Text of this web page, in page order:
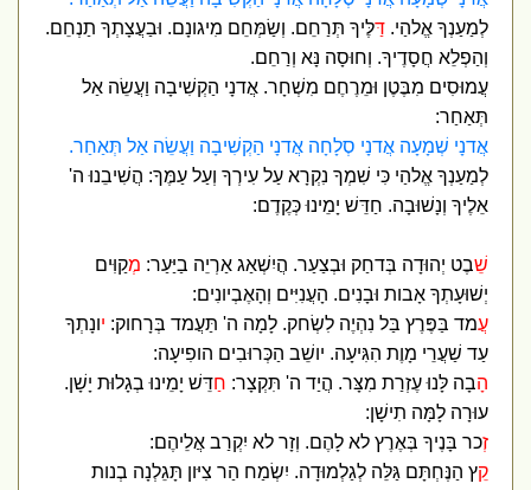
לְמַעַנְךָ אֱלהַי.דַּלֶּיךָ תְּרַחֵם. וְשַׂמְּחֵם מִיגונָם. וּבַעֲצָתְךָ תַנְחֵם.
וְהַפְלֵא חֲסָדֶיךָ. וְחוּסָה נָּא וְרַחֵם.
עֲמוּסִים מִבֶּטֶן וּמֵרֶחֶם מִשְׁחָר. אֲדנָי הַקְשִׁיבָה וַעֲשֵׂה אַל
תְּאַחַר:
אֲדנָי שְׁמָעָה אֲדנָי סְלָחָה אֲדנָי הַקְשִׁיבָה וַעֲשֵׂה אַל תְּאַחַר.
לְמַעַנְךָ אֱלהַי כִּי שִׁמְךָ נִקְרָא עַל עִירְךָ וְעַל עַמֶּךָ: הֲשִׁיבֵנוּ ה'
אֵלֶיךָ וְנָשׁוּבָה. חַדֵּשׁ יָמֵינוּ כְּקֶדֶם:
בֶט יְהוּדָה בְּדחַק וּבְצַעַר. הֲיִשְׁאַג אַרְיֵה בַיַּעַר:מְ קַוִּים
יְשׁוּעָתְךָ אָבות וּבָנִים. הָעֲנִיִּים וְהָאֶבְיונִים:
מד בַּפֶּרֶץ בַּל נִהְיֶה לִשְׂחק. לָמָה ה' תַּעֲמד בְּרָחוק:יונָתְךָ
עַד שַׁעֲרֵי מָוֶת הִגִּיעָה. יושֵׁב הַכְּרוּבִים הופִיעָה:
בָה לָּנוּ עֶזְרַת מִצָּר. הֲיַד ה' תִּקְצָר:חַ דֵּשׁ יָמֵינוּ בְגָלוּת יָשָׁן.
עוּרָה לָמָּה תִישָׁן:
כר בָּנֶיךָ בְּאֶרֶץ לא לָהֶם. וְזָר לא יִקְרַב אֲלֵיהֶם:
ץ הַנֶּחְתָּם גַּלֵּה לְגַלְמוּדָה. יִשְׂמַח הַר צִיּון תָּגֵלְנָה בְנות